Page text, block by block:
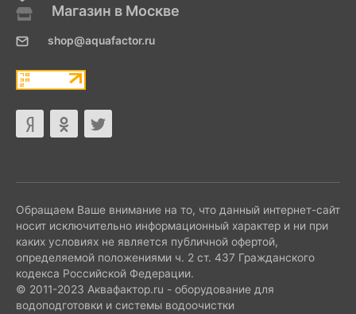
Магазин в Москве
shop@aquafactor.ru
Обращаем Ваше внимание на то, что данный интернет-сайт
носит исключительно информационный характер и ни при
каких условиях не является публичной офертой,
определяемой положениями ч. 2 ст. 437 Гражданского
кодекса Российской Федерации.
© 2011-2023 Аквафактор.ru - оборудование для
водоподготовки и системы водоочистки